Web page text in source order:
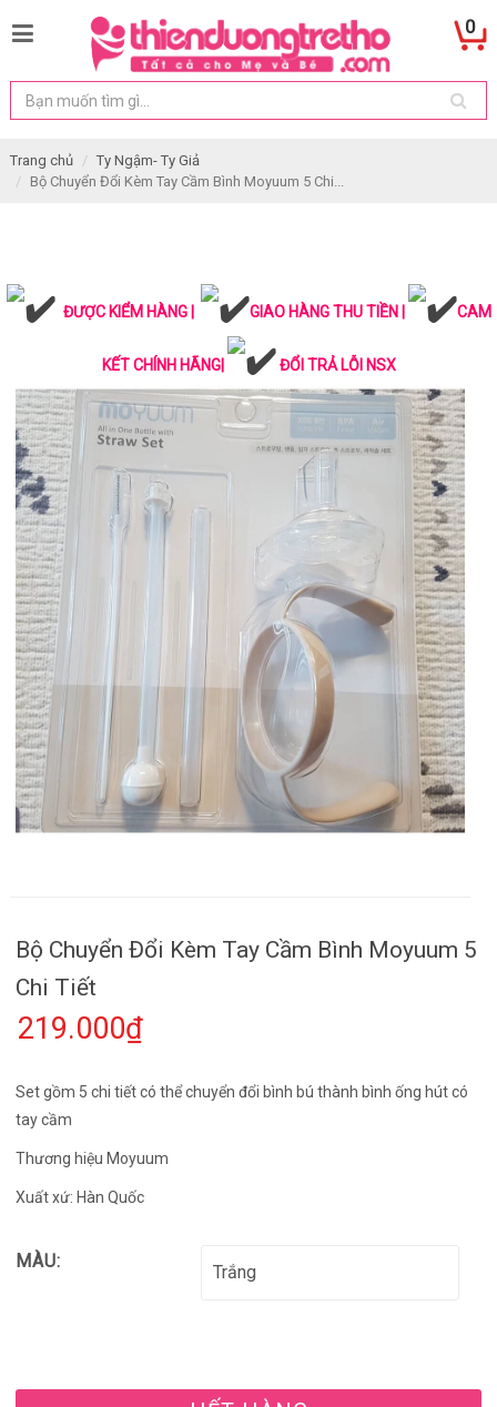
0
Trang chủ
Ty Ngậm- Ty Giả
Bộ Chuyển Đổi Kèm Tay Cầm Bình Moyuum 5 Chi...
ĐƯỢC KIỂM HÀNG | GIAO HÀNG THU TIỀN | CAM
KẾT CHÍNH HÃNG| ĐỔI TRẢ LỖI NSX
Bộ Chuyển Đổi Kèm Tay Cầm Bình Moyuum 5
Chi Tiết
219.000₫
Set gồm 5 chi tiết có thể chuyển đổi bình bú thành bình ống hút có
tay cầm
Thương hiệu Moyuum
Xuất xứ: Hàn Quốc
MÀU: